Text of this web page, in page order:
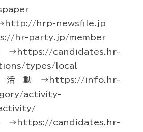
ル→http://hrp-newsfile.jp
hr-party.jp/member
candidates.hr-
types/local
動→https://info.hr-
activity-
candidates.hr-